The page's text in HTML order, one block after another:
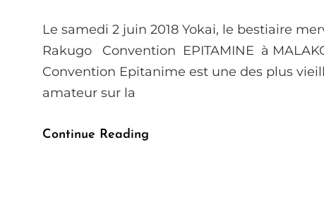
Le samedi 2 juin 2018 Yokai, le bestiaire
Rakugo Convention EPITAMINE à
Convention Epitanime est une des plus
amateur sur la
Continue Reading